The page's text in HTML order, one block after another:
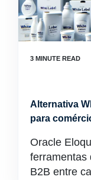
Alternativa
para
Oracle
ferramentas
B2B entre